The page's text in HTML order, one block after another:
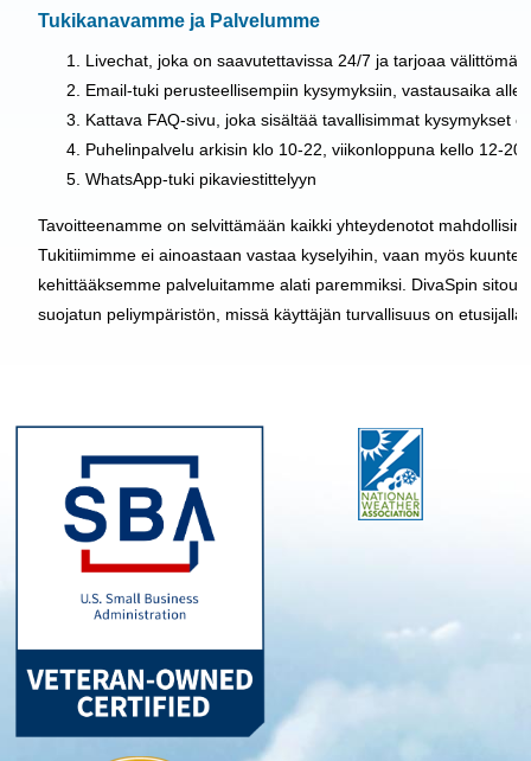
Tukikanavamme ja Palvelumme
Livechat, joka on saavutettavissa 24/7 ja tarjoaa välittömät
Email-tuki perusteellisempiin kysymyksiin, vastausaika alle
Kattava FAQ-sivu, joka sisältää tavallisimmat kysymykset
Puhelinpalvelu arkisin klo 10-22, viikonloppuna kello 12-20
WhatsApp-tuki pikaviestittelyyn
Tavoitteenamme on selvittämään kaikki yhteydenotot
Tukitiimimme ei ainoastaan vastaa kyselyihin, vaan myös
kehittääksemme palveluitamme alati paremmiksi. DivaSpin
suojatun peliympäristön, missä käyttäjän turvallisuus on etusijalla.